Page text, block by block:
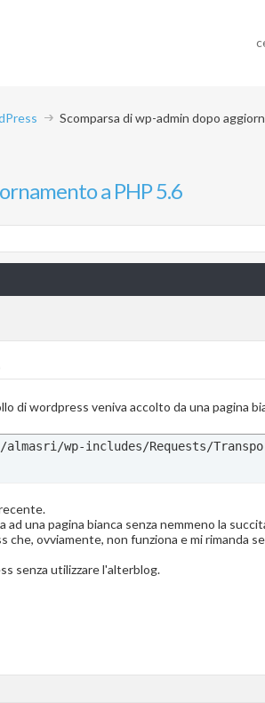
Scomparsa di wp-admin dopo
a PHP 5.6
di wordpress veniva accolto da una pagina
almasri/wp-includes/Requests/
una pagina bianca senza nemmeno la
ovviamente, non funziona e mi rimanda
senza utilizzare l'alterblog.